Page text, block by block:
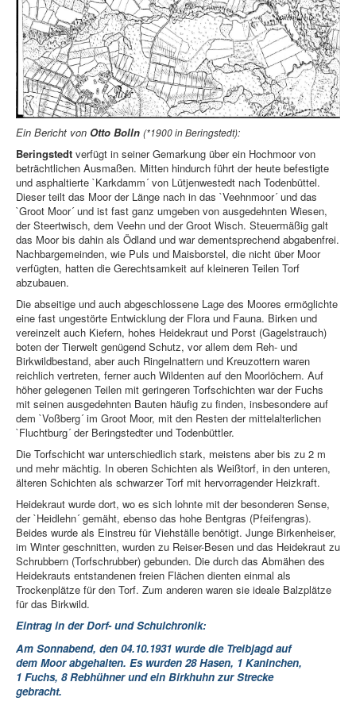
Ein Bericht von Otto Bolln (*1900 in Beringstedt):
Beringstedt verfügt in seiner Gemarkung über ein Hochmoor von
beträchtlichen Ausmaßen. Mitten hindurch führt der heute befestigte
und asphaltierte `Karkdamm´ von Lütjenwestedt nach Todenbüttel.
Dieser teilt das Moor der Länge nach in das `Veehnmoor´ und das
`Groot Moor´ und ist fast ganz umgeben von ausgedehnten Wiesen,
der Steertwisch, dem Veehn und der Groot Wisch. Steuermäßig galt
das Moor bis dahin als Ödland und war dementsprechend abgabenfrei.
Nachbargemeinden, wie Puls und Maisborstel, die nicht über Moor
verfügten, hatten die Gerechtsamkeit auf kleineren Teilen Torf
abzubauen.
Die abseitige und auch abgeschlossene Lage des Moores ermöglichte
eine fast ungestörte Entwicklung der Flora und Fauna. Birken und
vereinzelt auch Kiefern, hohes Heidekraut und Porst (Gagelstrauch)
boten der Tierwelt genügend Schutz, vor allem dem Reh- und
Birkwildbestand, aber auch Ringelnattern und Kreuzottern waren
reichlich vertreten, ferner auch Wildenten auf den Moorlöchern. Auf
höher gelegenen Teilen mit geringeren Torfschichten war der Fuchs
mit seinen ausgedehnten Bauten häufig zu finden, insbesondere auf
dem `Voßberg´ im Groot Moor, mit den Resten der mittelalterlichen
`Fluchtburg´ der Beringstedter und Todenbüttler.
Die Torfschicht war unterschiedlich stark, meistens aber bis zu 2 m
und mehr mächtig. In oberen Schichten als Weißtorf, in den unteren,
älteren Schichten als schwarzer Torf mit hervorragender Heizkraft.
Heidekraut wurde dort, wo es sich lohnte mit der besonderen Sense,
der `Heidlehn´ gemäht, ebenso das hohe Bentgras (Pfeifengras).
Beides wurde als Einstreu für Viehställe benötigt. Junge Birkenheiser,
im Winter geschnitten, wurden zu Reiser-Besen und das Heidekraut zu
Schrubbern (Torfschrubber) gebunden. Die durch das Abmähen des
Heidekrauts entstandenen freien Flächen dienten einmal als
Trockenplätze für den Torf. Zum anderen waren sie ideale Balzplätze
für das Birkwild.
Eintrag in der Dorf- und Schulchronik:
Am Sonnabend, den 04.10.1931 wurde die Treibjagd auf
dem Moor abgehalten. Es wurden 28 Hasen, 1 Kaninchen,
1 Fuchs, 8 Rebhühner und ein Birkhuhn zur Strecke
gebracht.